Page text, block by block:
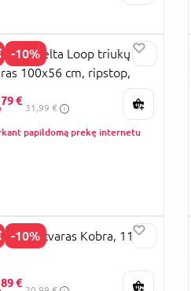
-10%Delta Loop triukų
100x56 cm, ripstop,
79 €
31,99 €
papildomą prekę internetu
-10%aitvaras Kobra, 1154
89 €